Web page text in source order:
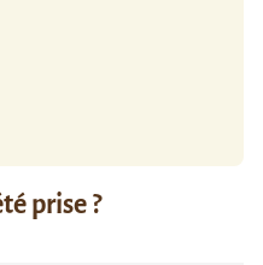
prise ?